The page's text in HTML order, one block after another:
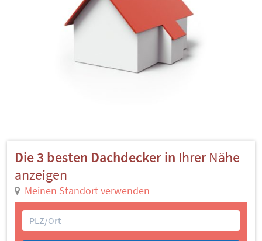
Die 3 besten Dachdecker in Ihrer Nähe
anzeigen
Meinen Standort verwenden